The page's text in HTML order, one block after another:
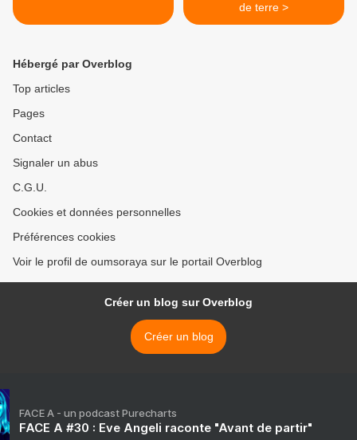
de terre >
Hébergé par Overblog
Top articles
Pages
Contact
Signaler un abus
C.G.U.
Cookies et données personnelles
Préférences cookies
Voir le profil de oumsoraya sur le portail Overblog
Créer un blog sur Overblog
Créer un blog
FACE A - un podcast Purecharts
FACE A #30 : Eve Angeli raconte "Avant de partir"